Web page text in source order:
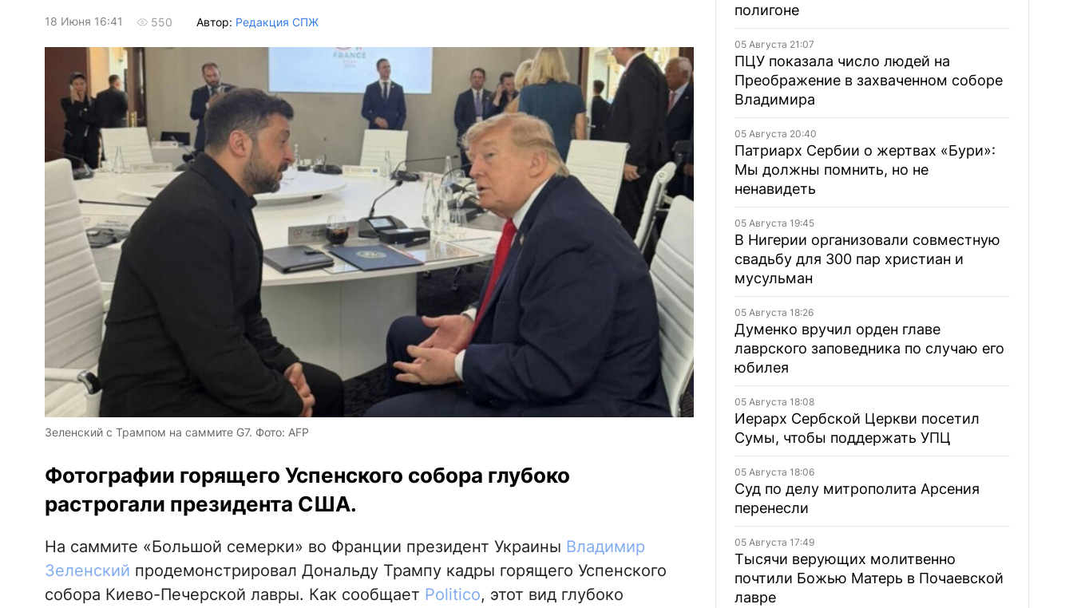
18 Июня 16:41 550 Автор: Редакция СПЖ
Зеленский с Трампом на саммите G7. Фото: AFP
Фотографии горящего Успенского собора глубоко
растрогали президента США.
На саммите «Большой семерки» во Франции президент Украины Владимир
Зеленский продемонстрировал Дональду Трампу кадры горящего Успенского
собора Киево-Печерской лавры. Как сообщает Politico, этот вид глубоко
полигоне
05 Августа 21:07
ПЦУ показала число людей на
Преображение в захваченном соборе
Владимира
05 Августа 20:40
Патриарх Сербии о жертвах «Бури»:
Мы должны помнить, но не
ненавидеть
05 Августа 19:45
В Нигерии организовали совместную
свадьбу для 300 пар христиан и
мусульман
05 Августа 18:26
Думенко вручил орден главе
лаврского заповедника по случаю его
юбилея
05 Августа 18:08
Иерарх Сербской Церкви посетил
Сумы, чтобы поддержать УПЦ
05 Августа 18:06
Суд по делу митрополита Арсения
перенесли
05 Августа 17:49
Тысячи верующих молитвенно
почтили Божью Матерь в Почаевской
лавре